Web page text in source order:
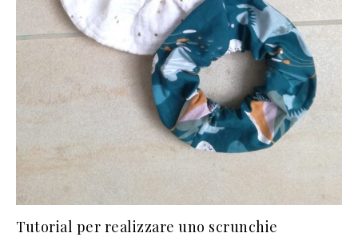
Tutorial per realizzare uno scrunchie